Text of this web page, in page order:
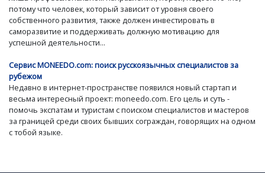
потому что человек, который зависит от уровня своего
собственного развития, также должен инвестировать в
саморазвитие и поддерживать должную мотивацию для
успешной деятельности...
Сервис MONEEDO.com: поиск русскоязычных специалистов за
рубежом
Недавно в интернет-пространстве появился новый стартап и
весьма интересный проект: moneedo.com. Его цель и суть -
помочь экспатам и туристам с поиском специалистов и мастеров
за границей среди своих бывших сограждан, говорящих на одном
с тобой языке.